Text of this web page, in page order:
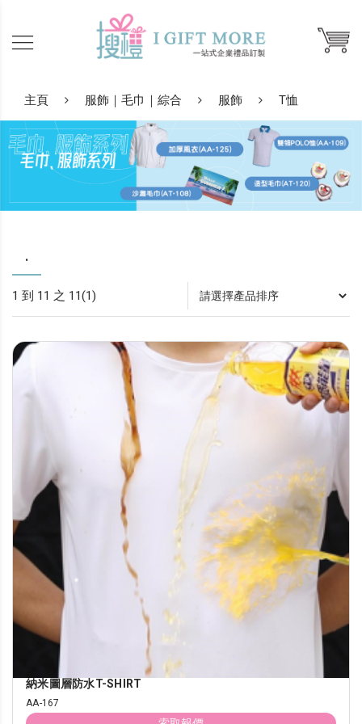
主頁 服飾｜毛巾｜綜合 服飾 T恤
.
1 到 11 之 11(1)
納米圖層防水T-SHIRT
AA-167